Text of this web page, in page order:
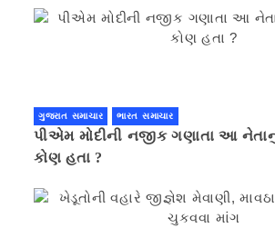
ગુજરાત સમાચાર ભારત સમાચાર
પીએમ મોદીની નજીક ગણાતા આ
કોણ હતા ?